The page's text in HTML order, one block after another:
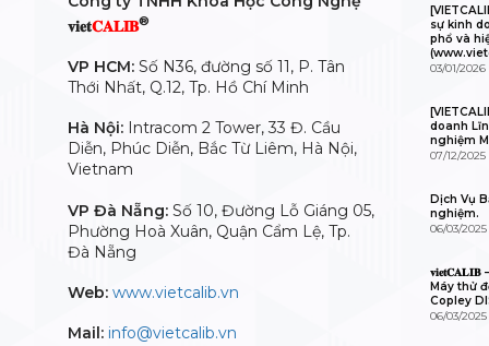
𝐯𝐢𝐞𝐭𝐂𝐀𝐋𝐈𝐁®
VP HCM: Số N36, đường số 11, P. Tân
Thới Nhất, Q.12, Tp. Hồ Chí Minh
Hà Nội: Intracom 2 Tower, 33 Đ. Cầu
Diễn, Phúc Diễn, Bắc Từ Liêm, Hà Nội,
Vietnam
VP Đà Nẵng: Số 10, Đường Lỗ Giáng 05,
Phường Hoà Xuân, Quận Cẩm Lệ, Tp.
Đà Nẵng
Web: www.vietcalib.vn
Mail: info@vietcalib.vn
sự kinh
phổ và
03/01/2026
doanh
nghiệm
07/12/2025
Dịch Vụ
nghiệm.
06/03/2025
Máy thử
Copley
06/03/2025